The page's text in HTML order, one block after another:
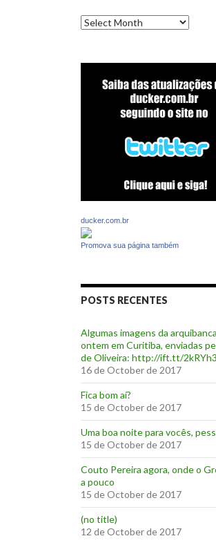
Archives
ducker.com.br
Promova sua página também
POSTS RECENTES
Algumas imagens da
ontem em Curitiba, enviadas
de Oliveira: http://ift.tt/
16 de October de 2017
‪Fica bom aí?‬
15 de October de 2017
Uma boa noite para vocês,
15 de October de 2017
‪Couto Pereira agora, onde o
a pouco ‬
15 de October de 2017
(no title)
12 de October de 2017